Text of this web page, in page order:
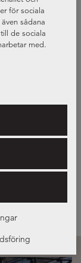
för sociala
sådana
de sociala
med.
information
kök?